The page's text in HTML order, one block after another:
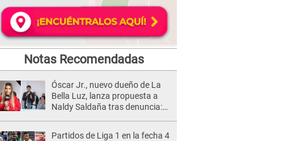
Notas Recomendadas
Óscar Jr., nuevo dueño de La
Bella Luz, lanza propuesta a
Naldy Saldaña tras denuncia:
Partidos de Liga 1 en la fecha 4